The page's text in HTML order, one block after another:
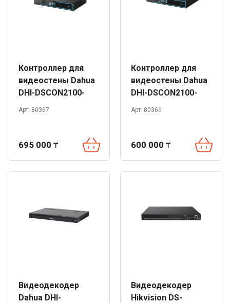
Контроллер для
видеостены Dahua
DHI-DSCON2100-
0412H
Арт. 80367
695 000 ₸
Контроллер для
видеостены Dahua
DHI-DSCON2100-
0410H
Арт. 80366
600 000 ₸
Видеодекодер
Dahua DHI-
Видеодекодер
Hikvision DS-